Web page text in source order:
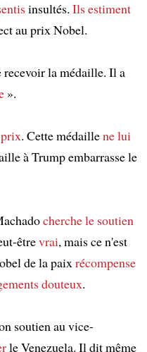
insultés. Ils estiment
au prix Nobel.
la médaille. Il a
».
. Cette médaillene lui
à Trump embarrasse le
cherchele soutien
êtrevrai, mais ce n'est
de la paixrécompense
douteux.
soutien au vice-
le Venezuela. Il dit même